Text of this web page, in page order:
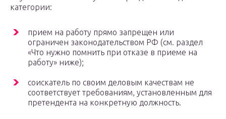
категории:
прием на работу прямо запрещен или
ограничен законодательством РФ (см. раздел
«Что нужно помнить при отказе в приеме на
работу» ниже);
соискатель по своим деловым качествам не
соответствует требованиям, установленным для
претендента на конкретную должность.